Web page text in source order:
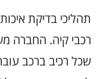
תהליכי בדיקת
רכבי קיה. החברה
שכל רכיב ברכב